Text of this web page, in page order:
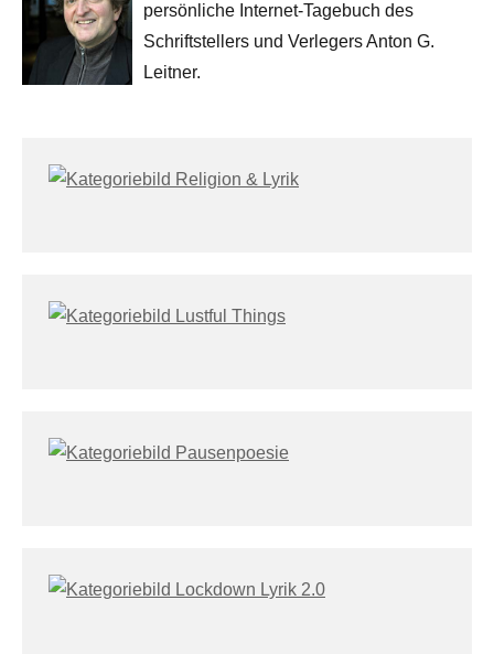
persönliche Internet-Tagebuch des
Schriftstellers und Verlegers Anton G.
Leitner.